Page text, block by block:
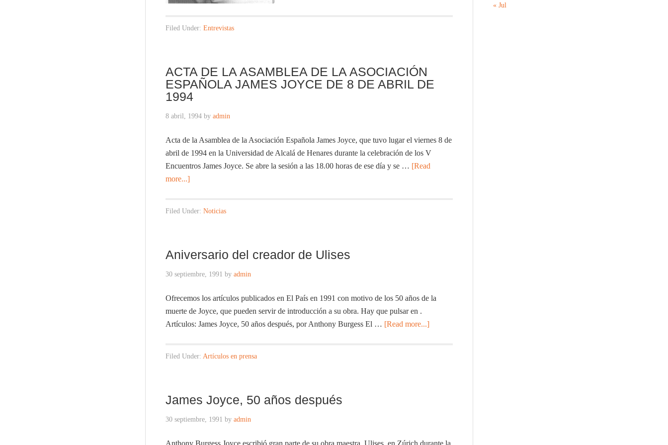
Filed Under: Entrevistas
ACTA DE LA ASAMBLEA DE LA ASOCIACIÓN
ESPAÑOLA JAMES JOYCE DE 8 DE ABRIL DE
1994
8 abril, 1994 by admin
Acta de la Asamblea de la Asociación Española James Joyce, que tuvo lugar el viernes 8 de
abril de 1994 en la Universidad de Alcalá de Henares durante la celebración de los V
Encuentros James Joyce. Se abre la sesión a las 18.00 horas de ese día y se … [Read
more...]
Filed Under: Noticias
Aniversario del creador de Ulises
30 septiembre, 1991 by admin
Ofrecemos los artículos publicados en El País en 1991 con motivo de los 50 años de la
muerte de Joyce, que pueden servir de introducción a su obra. Hay que pulsar en .
Artículos: James Joyce, 50 años después, por Anthony Burgess El … [Read more...]
Filed Under: Artículos en prensa
James Joyce, 50 años después
30 septiembre, 1991 by admin
Anthony Burgess Joyce escribió gran parte de su obra maestra, Ulises, en Zúrich durante la
« Jul